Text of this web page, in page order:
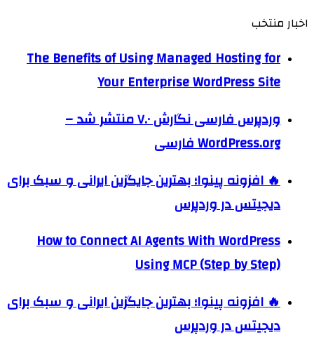
اخبار منتخب
The Benefits of Using Managed Hosting for
Your Enterprise WordPress Site
وردپرس فارسی نگارش ۷.۰ منتشر شد –
WordPress.org فارسی
🔥 افزونه پینوا؛ بهترین جایگزین ایرانی و سبک برای
دیجیتس در وردپرس
How to Connect AI Agents With WordPress
Using MCP (Step by Step)
🔥 افزونه پینوا؛ بهترین جایگزین ایرانی و سبک برای
دیجیتس در وردپرس